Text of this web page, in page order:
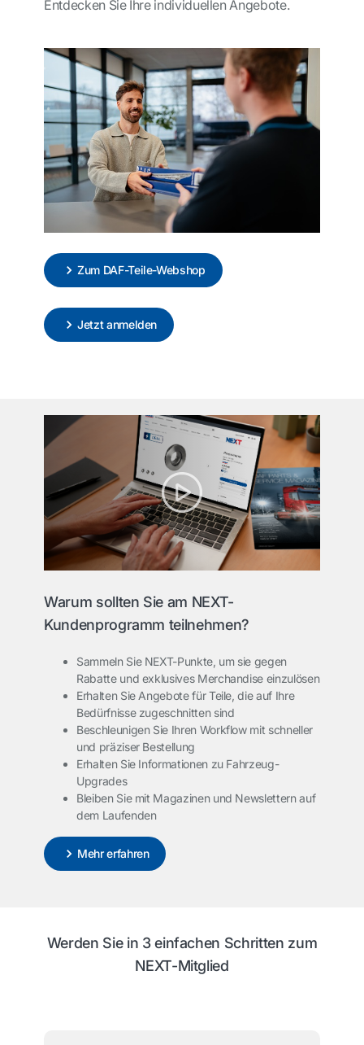
Entdecken Sie Ihre individuellen Angebote.
Zum DAF-Teile-Webshop
Jetzt anmelden
Warum sollten Sie am NEXT-
Kundenprogramm teilnehmen?
Sammeln Sie NEXT-Punkte, um sie gegen
Rabatte und exklusives Merchandise einzulösen
Erhalten Sie Angebote für Teile, die auf Ihre
Bedürfnisse zugeschnitten sind
Beschleunigen Sie Ihren Workflow mit schneller
und präziser Bestellung
Erhalten Sie Informationen zu Fahrzeug-
Upgrades
Bleiben Sie mit Magazinen und Newslettern auf
dem Laufenden
Mehr erfahren
Werden Sie in 3 einfachen Schritten zum
NEXT-Mitglied